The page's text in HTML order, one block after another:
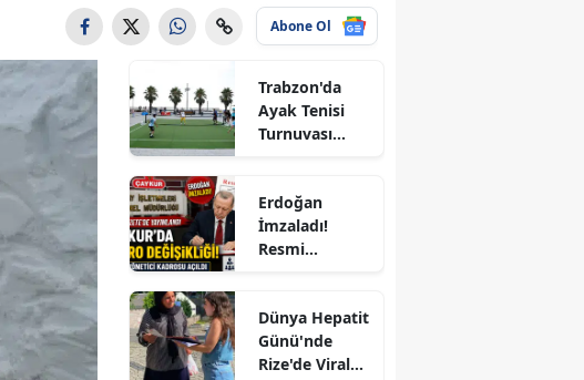
Bitlis
Burdur
Çanakkale
Çankırı
Çorum
Denizli
Diyarbakır
Abone Ol
Trabzon'da
Ayak Tenisi
Turnuvası
Erdoğan
İmzaladı!
Resmi
ÇAYKUR'a 4
Yeni Kadro,
KİT'lerde
Dünya Hepatit
Günü'nde
Rize'de Viral